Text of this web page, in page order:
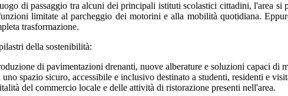
di passaggio tra alcuni dei principali istituti scolastici cittadini, l'area
limitate al parcheggio dei motorini e alla mobilità quotidiana.
trasformazione.
della sostenibilità:
di pavimentazioni drenanti, nuove alberature e soluzioni capaci di
spazio sicuro, accessibile e inclusivo destinato a studenti, residenti e
del commercio locale e delle attività di ristorazione presenti nell'area.